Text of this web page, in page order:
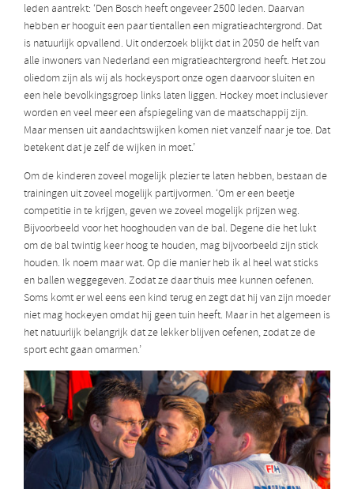
leden aantrekt: ‘Den Bosch heeft ongeveer 2500 leden. Daarvan
hebben er hooguit een paar tientallen een migratieachtergrond. Dat
is natuurlijk opvallend. Uit onderzoek blijkt dat in 2050 de helft van
alle inwoners van Nederland een migratieachtergrond heeft. Het zou
oliedom zijn als wij als hockeysport onze ogen daarvoor sluiten en
een hele bevolkingsgroep links laten liggen. Hockey moet inclusiever
worden en veel meer een afspiegeling van de maatschappij zijn.
Maar mensen uit aandachtswijken komen niet vanzelf naar je toe. Dat
betekent dat je zelf de wijken in moet.’
Om de kinderen zoveel mogelijk plezier te laten hebben, bestaan de
trainingen uit zoveel mogelijk partijvormen. ‘Om er een beetje
competitie in te krijgen, geven we zoveel mogelijk prijzen weg.
Bijvoorbeeld voor het hooghouden van de bal. Degene die het lukt
om de bal twintig keer hoog te houden, mag bijvoorbeeld zijn stick
houden. Ik noem maar wat. Op die manier heb ik al heel wat sticks
en ballen weggegeven. Zodat ze daar thuis mee kunnen oefenen.
Soms komt er wel eens een kind terug en zegt dat hij van zijn moeder
niet mag hockeyen omdat hij geen tuin heeft. Maar in het algemeen is
het natuurlijk belangrijk dat ze lekker blijven oefenen, zodat ze de
sport echt gaan omarmen.’